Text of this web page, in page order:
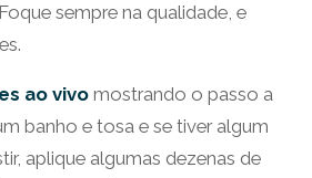
sempre na qualidade, e
ao vivomostrando o passo a
banho e tosa e se tiver algum
aplique algumas dezenas de